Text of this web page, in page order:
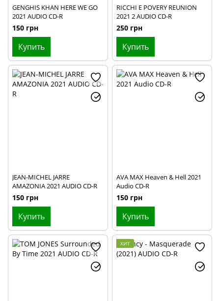
GENGHIS KHAN HERE WE GO
2021 AUDIO CD-R
150 грн
Купить
RICCHI E POVERY REUNION
2021 2 AUDIO CD-R
250 грн
Купить
JEAN-MICHEL JARRE
AMAZONIA 2021 AUDIO CD-R
150 грн
Купить
AVA MAX Heaven & Hell 2021
Audio CD-R
150 грн
Купить
ХИТ